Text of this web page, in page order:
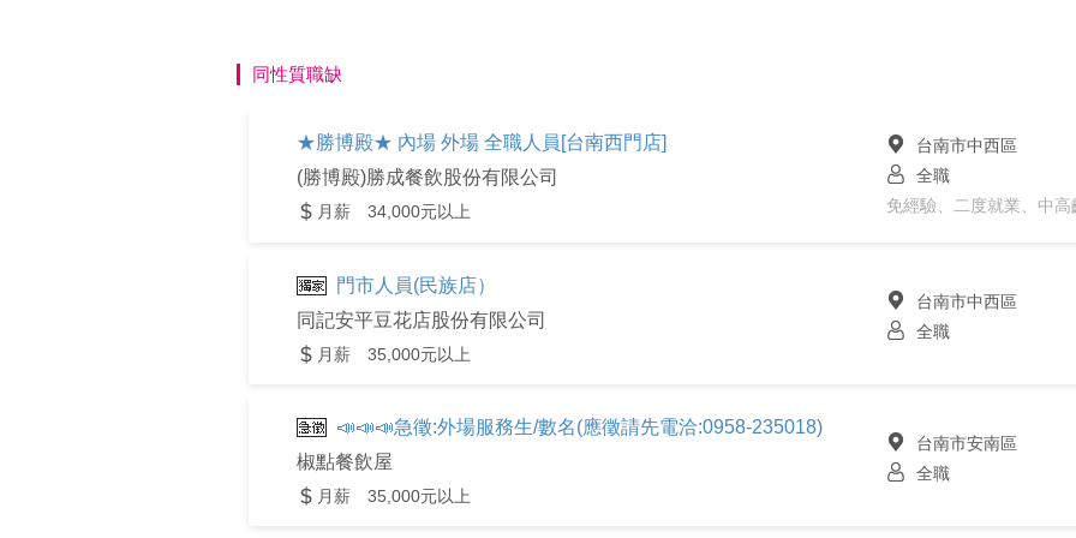
同性質職缺
★勝博殿★ 內場 外場 全職人員[台南西門店]
(勝博殿)勝成餐飲股份有限公司
月薪 34,000元以上
台南市中西區
全職
免經驗、二度就業、中高
門市人員(民族店）
同記安平豆花店股份有限公司
月薪 35,000元以上
台南市中西區
全職
📣📣📣急徵:外場服務生/數名(應徵請先電洽:0958-235018)
椒點餐飲屋
月薪 35,000元以上
台南市安南區
全職